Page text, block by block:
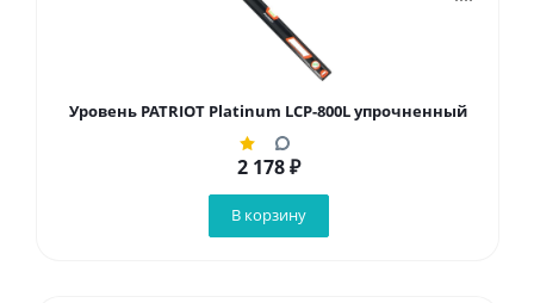
Уровень PATRIOT Platinum LCP-800L упрочненный
2 178₽
В корзину